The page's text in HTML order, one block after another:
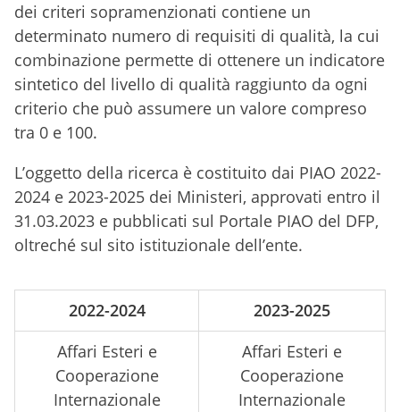
dei criteri sopramenzionati contiene un
determinato numero di requisiti di qualità, la cui
combinazione permette di ottenere un indicatore
sintetico del livello di qualità raggiunto da ogni
criterio che può assumere un valore compreso
tra 0 e 100.
L’oggetto della ricerca è costituito dai PIAO 2022-
2024 e 2023-2025 dei Ministeri, approvati entro il
31.03.2023 e pubblicati sul Portale PIAO del DFP,
oltreché sul sito istituzionale dell’ente.
2022-2024
2023-2025
Affari Esteri e
Cooperazione
Internazionale
Affari Esteri e
Cooperazione
Internazionale